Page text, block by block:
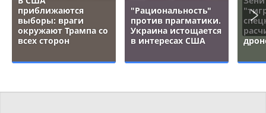
приближаются
выборы: враги
окружают Трампа со
всех сторон
"Рациональность"
против прагматики.
Украина истощается
в интересах США